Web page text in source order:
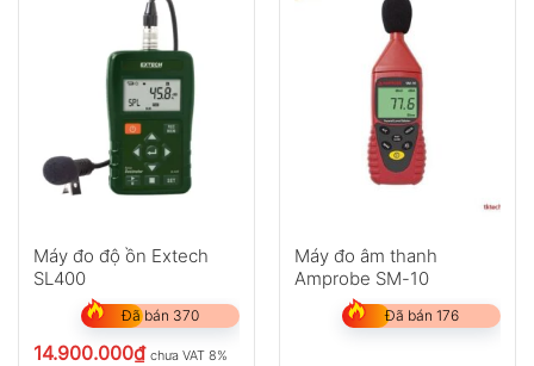
Máy đo độ ồn Extech
SL400
Đã bán 370
14.900.000₫ chưa VAT 8%
Máy đo âm thanh
Amprobe SM-10
Đã bán 176